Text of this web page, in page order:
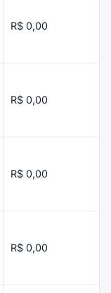
R$ 0,00
R$ 0,00
R$ 0,00
R$ 0,00